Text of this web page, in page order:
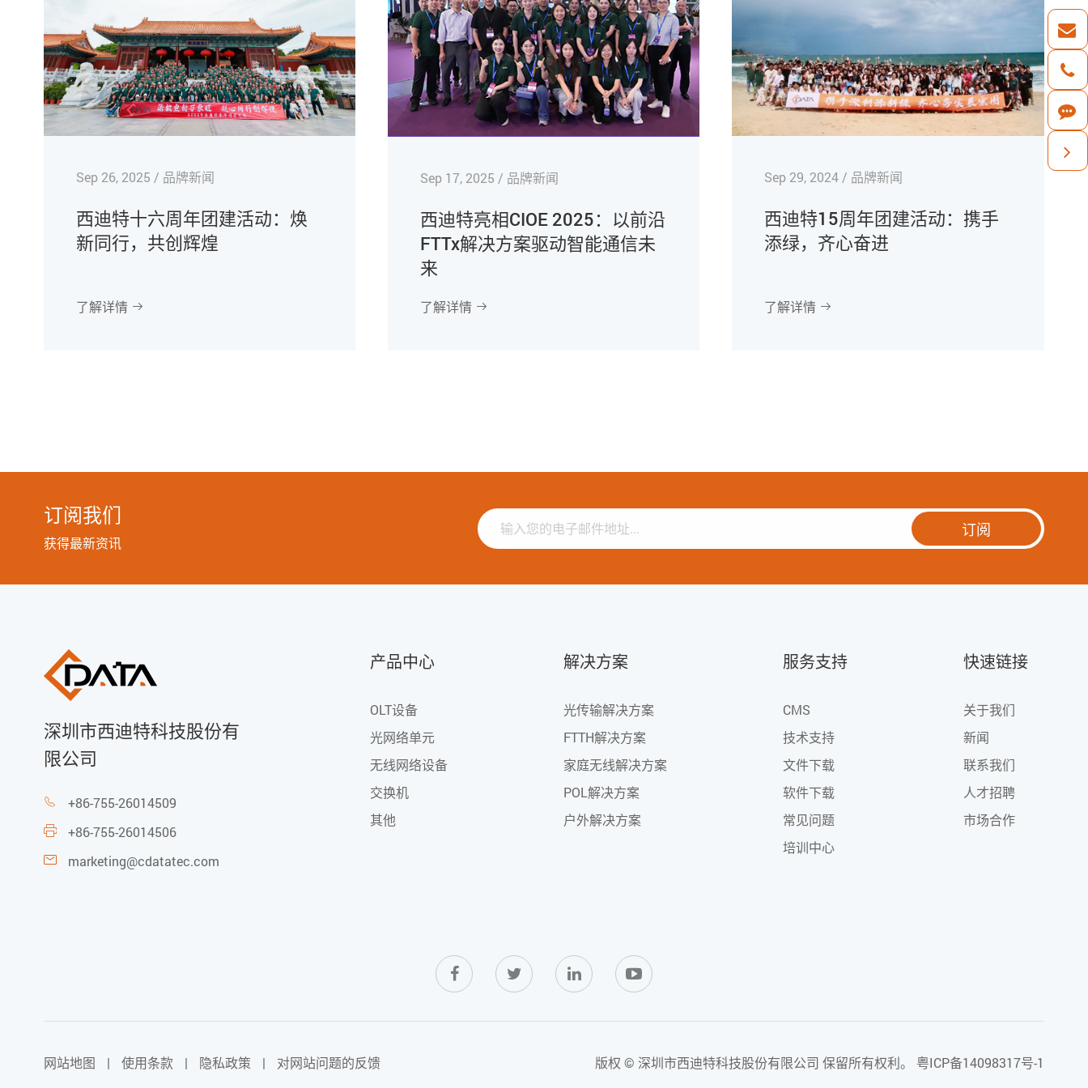
Sep 26, 2025 / 品牌新闻
西迪特十六周年团建活动：焕
新同行，共创辉煌
了解详情 
Sep 17, 2025 / 品牌新闻
西迪特亮相CIOE 2025：以前沿
FTTx解决方案驱动智能通信未
来
了解详情 
Sep 29, 2024 / 品牌新闻
西迪特15周年团建活动：携手
添绿，齐心奋进
了解详情 
订阅我们
获得最新资讯
订阅
深圳市西迪特科技股份有
限公司
 +86-755-26014509
 +86-755-26014506
 marketing@cdatatec.com
产品中心
OLT设备
光网络单元
无线网络设备
交换机
其他
解决方案
光传输解决方案
FTTH解决方案
家庭无线解决方案
POL解决方案
户外解决方案
服务支持
CMS
技术支持
文件下载
软件下载
常见问题
培训中心
快速链接
关于我们
新闻
联系我们
人才招聘
市场合作
网站地图 | 使用条款 | 隐私政策 | 对网站问题的反馈 版权 ©深圳市西迪特科技股份有限公司 保留所有权利。 粤ICP备14098317号-1